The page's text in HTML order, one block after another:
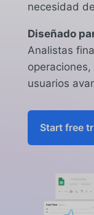
necesidad
Diseñado
Analistas
usuarios
Start free